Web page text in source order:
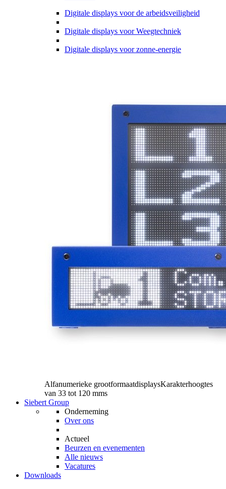
Digitale displays voor de arbeidsveiligheid
Digitale displays voor Weegtechniek
Digitale displays voor zonne-energie
Alfanumerieke grootformaatdisplaysKarakterhoogtes
van 33 tot 120 mms
Siebert Group
Onderneming
Over ons
Actueel
Beurzen en evenementen
Alle nieuws
Vacatures
Downloads